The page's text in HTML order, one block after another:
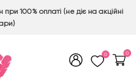
100% оплаті (не діє на акційні
0 0